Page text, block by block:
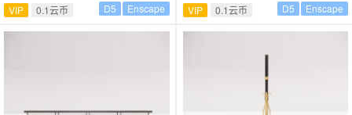
VIP 0.1云币 Enscape
D5 VIP 0.1云币 Enscape
D5